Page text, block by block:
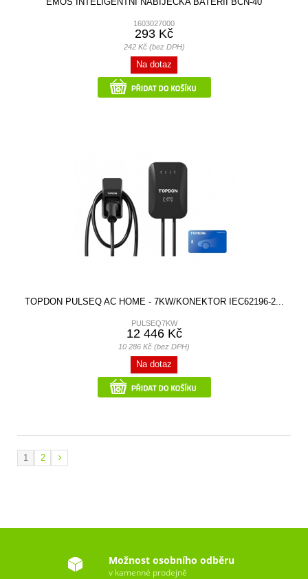
1603027000
293 Kč
242 Kč (bez DPH)
Na dotaz
TOPDON PULSEQ AC HOME - 7KW/KONEKTOR IEC62196-2...
PULSEQ7KW
12 446 Kč
10 286 Kč (bez DPH)
Na dotaz
1 2
Možnost osobního odběru
v kamenné prodejně